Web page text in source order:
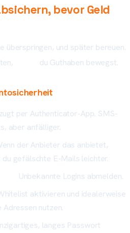
bevor Geld
überspringen, und später bereuen.
du Guthaben bewegst.
per Authenticator-App. SMS-
aber anfälliger.
der Anbieter das anbietet,
gefälschte E-Mails leichter.
Unbekannte Logins abmelden.
aktivieren und idealerweise
nutzen.
langes Passwort